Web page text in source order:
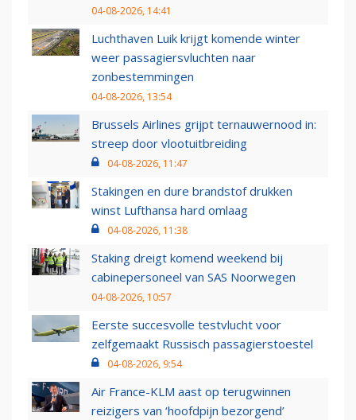
04-08-2026, 14:41
Luchthaven Luik krijgt komende winter
weer passagiersvluchten naar
zonbestemmingen
04-08-2026, 13:54
Brussels Airlines grijpt ternauwernood in:
streep door vlootuitbreiding
04-08-2026, 11:47
Stakingen en dure brandstof drukken
winst Lufthansa hard omlaag
04-08-2026, 11:38
Staking dreigt komend weekend bij
cabinepersoneel van SAS Noorwegen
04-08-2026, 10:57
Eerste succesvolle testvlucht voor
zelfgemaakt Russisch passagierstoestel
04-08-2026, 9:54
Air France-KLM aast op terugwinnen
reizigers van ‘hoofdpijn bezorgend’